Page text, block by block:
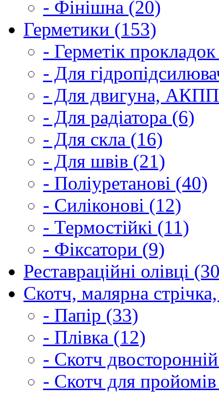
- Фінішна (20)
Герметики (153)
- Герметік
- Для
- Для двигуна,
- Для радіатора (6)
- Для скла (16)
- Для швів (21)
- Поліуретанові (40)
- Силіконові (12)
- Термостійкі (11)
- Фіксатори (9)
Реставраційні олівці
Скотч, малярна
- Папір (33)
- Плівка (12)
- Скотч
- Скотч для